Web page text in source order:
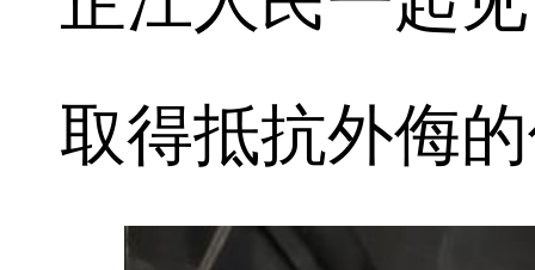
取得抵抗外侮